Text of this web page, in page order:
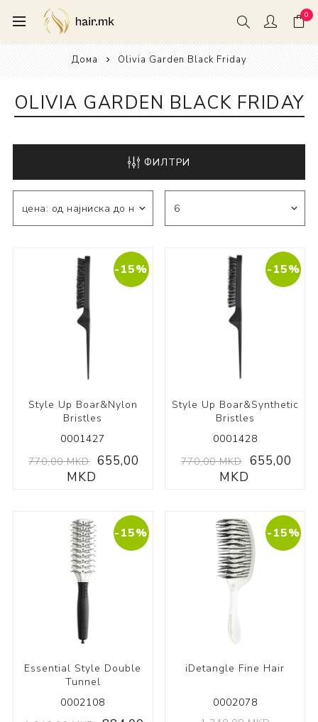
0
Дома Olivia Garden Black Friday
OLIVIA GARDEN BLACK FRIDAY
ФИЛТРИ
-15%
Style Up Boar&Nylon
Bristles
0001427
770,00 MKD 655,00
MKD
-15%
Style Up Boar&Synthetic
Bristles
0001428
770,00 MKD 655,00
MKD
-15%
Essential Style Double
Tunnel
0002108
-15%
iDetangle Fine Hair
0002078